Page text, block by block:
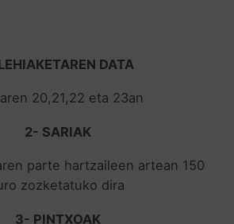
DATA
20,21,22 eta 23an
2- SARIAK
parte hartzaileen artean 150
zozketatuko dira
3- PINTXOAK